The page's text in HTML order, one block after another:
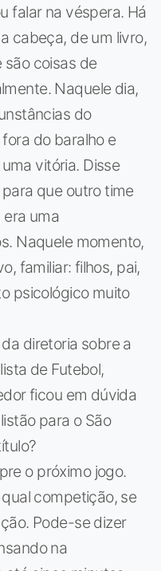
falar na véspera. Há
cabeça, de um livro,
são coisas de
Naquele dia,
do
do baralho e
vitória. Disse
que outro time
uma
Naquele momento,
familiar: filhos, pai,
psicológico muito
diretoria sobre a
de Futebol,
ficou em dúvida
para o São
o próximo jogo.
competição, se
Pode-se dizer
na